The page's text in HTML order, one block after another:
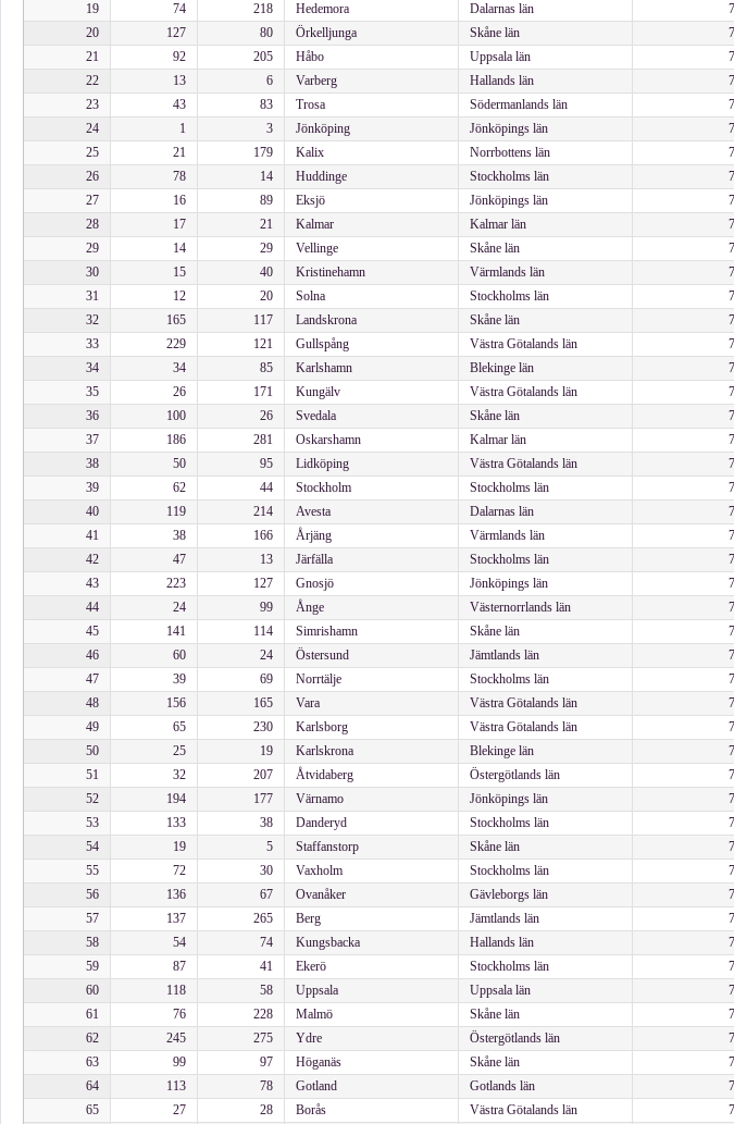
19
74 218 Hedemora Dalarnas län
20
127 80 Örkelljunga Skåne län
21
92 205 Håbo Uppsala län
22
13 6 Varberg Hallands län
23
43 83 Trosa Södermanlands län
24
1 3 Jönköping Jönköpings län
25
21 179 Kalix Norrbottens län
26
78 14 Huddinge Stockholms län
27
16 89 Eksjö Jönköpings län
28
17 21 Kalmar Kalmar län
29
14 29 Vellinge Skåne län
30
15 40 Kristinehamn Värmlands län
31
12 20 Solna Stockholms län
32
165 117 Landskrona Skåne län
33
229 121 Gullspång Västra Götalands län
34
34 85 Karlshamn Blekinge län
35
26 171 Kungälv Västra Götalands län
36
100 26 Svedala Skåne län
37
186 281 Oskarshamn Kalmar län
38
50 95 Lidköping Västra Götalands län
39
62 44 Stockholm Stockholms län
40
119 214 Avesta Dalarnas län
41
38 166 Årjäng Värmlands län
42
47 13 Järfälla Stockholms län
43
223 127 Gnosjö Jönköpings län
44
24 99 Ånge Västernorrlands län
45
141 114 Simrishamn Skåne län
46
60 24 Östersund Jämtlands län
47
39 69 Norrtälje Stockholms län
48
156 165 Vara Västra Götalands län
49
65 230 Karlsborg Västra Götalands län
50
25 19 Karlskrona Blekinge län
51
32 207 Åtvidaberg Östergötlands län
52
194 177 Värnamo Jönköpings län
53
133 38 Danderyd Stockholms län
54
19 5 Staffanstorp Skåne län
55
72 30 Vaxholm Stockholms län
56
136 67 Ovanåker Gävleborgs län
57
137 265 Berg Jämtlands län
58
54 74 Kungsbacka Hallands län
59
87 41 Ekerö Stockholms län
60
118 58 Uppsala Uppsala län
61
76 228 Malmö Skåne län
62
245 275 Ydre Östergötlands län
63
99 97 Höganäs Skåne län
64
113 78 Gotland Gotlands län
65
27 28 Borås Västra Götalands län